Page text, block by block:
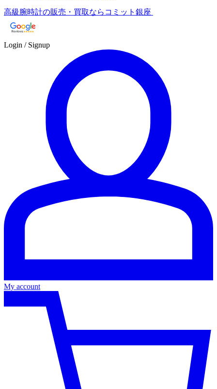
高級腕時計の販売・買取ならコミット銀座
Login / Signup
My account